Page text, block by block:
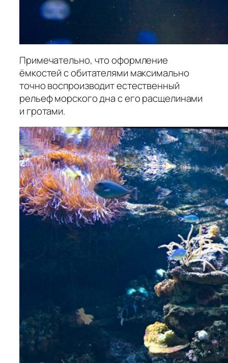
Примечательно, что оформление
ёмкостей с обитателями максимально
точно воспроизводит естественный
рельеф морского дна с его расщелинами
и гротами.